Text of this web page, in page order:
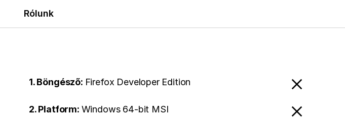
Rólunk
1. Böngésző: Firefox Developer Edition
2. Platform: Windows 64-bit MSI